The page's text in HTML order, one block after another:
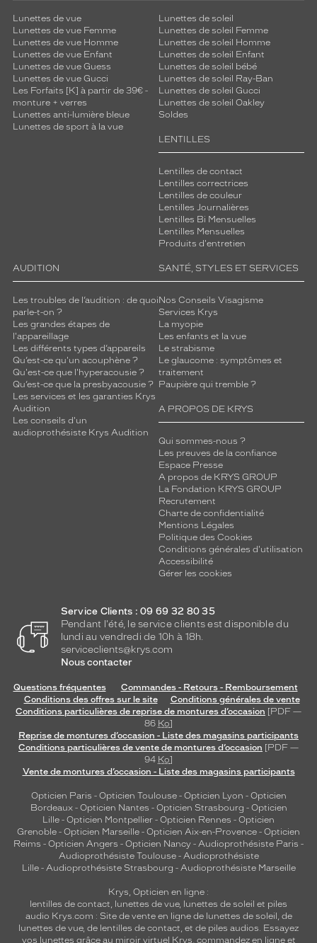
Lunettes de vue
Lunettes de vue Femme
Lunettes de vue Homme
Lunettes de vue Enfant
Lunettes de vue Guess
Lunettes de vue Gucci
Les Forfaits [K] à partir de 39€ -
monture + verres
Lunettes anti-lumière bleue
Lunettes de sport à la vue
Lunettes de soleil
Lunettes de soleil Femme
Lunettes de soleil Homme
Lunettes de soleil Enfant
Lunettes de soleil bébé
Lunettes de soleil Ray-Ban
Lunettes de soleil Gucci
Lunettes de soleil Oakley
Soldes
LENTILLES
Lentilles de contact
Lentilles correctrices
Lentilles de couleur
Lentilles Journalières
Lentilles Bi Mensuelles
Lentilles Mensuelles
Produits d'entretien
AUDITION
Les troubles de l’audition : de quoi
parle-t-on ?
Les grandes étapes de
l'appareillage
Les différents types d’appareils
Qu’est-ce qu'un acouphène ?
Qu'est-ce que l'hyperacousie ?
Qu’est-ce que la presbyacousie ?
Les services et les garanties Krys
Audition
Les conseils d'un
audioprothésiste Krys Audition
SANTÉ, STYLES ET SERVICES
Nos Conseils Visagisme
Services Krys
La myopie
Les enfants et la vue
Le strabisme
Le glaucome : symptômes et
traitement
Paupière qui tremble ?
A PROPOS DE KRYS
Qui sommes-nous ?
Les preuves de la confiance
Espace Presse
A propos de KRYS GROUP
La Fondation KRYS GROUP
Recrutement
Charte de confidentialité
Mentions Légales
Politique des Cookies
Conditions générales d'utilisation
Accessibilité
Gérer les cookies
Service Clients : 09 69 32 80 35
Pendant l'été, le service clients est disponible du
lundi au vendredi de 10h à 18h.
serviceclients@krys.com
Nous contacter
Questions fréquentes
Commandes - Retours - Remboursement
Conditions des offres sur le site
Conditions générales de vente
Conditions particulières de reprise de montures d’occasion [PDF —
86 Ko]
Reprise de montures d’occasion - Liste des magasins participants
Conditions particulières de vente de montures d’occasion [PDF —
94 Ko]
Vente de montures d’occasion - Liste des magasins participants
Opticien Paris - Opticien Toulouse- Opticien Lyon - Opticien
Bordeaux- Opticien Nantes - Opticien Strasbourg - Opticien
Lille - Opticien Montpellier - Opticien Rennes - Opticien
Grenoble - Opticien Marseille - Opticien Aix-en-Provence - Opticien
Reims - Opticien Angers - Opticien Nancy - Audioprothésiste Paris -
Audioprothésiste Toulouse- Audioprothésiste
Lille- Audioprothésiste Strasbourg - Audioprothésiste Marseille
Krys, Opticien en ligne :
lentilles de contact, lunettes de vue, lunettes de soleil et piles
audio Krys.com : Site de vente en ligne de lunettes de soleil, de
lunettes de vue, de lentilles de contact, et de piles audios. Essayez
vos lunettes grâce au miroir virtuel Krys, commandez en ligne et